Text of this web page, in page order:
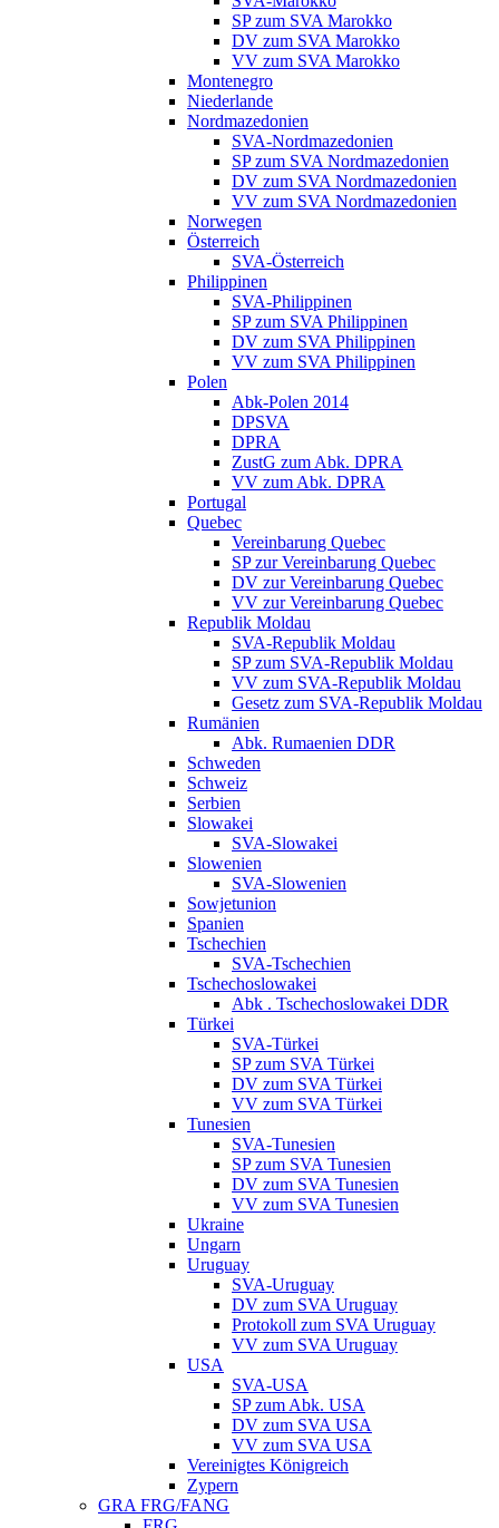
SP zum SVA Marokko
DV zum SVA Marokko
VV zum SVA Marokko
Montenegro
Niederlande
Nordmazedonien
SVA-Nordmazedonien
SP zum SVA Nordmazedonien
DV zum SVA Nordmazedonien
VV zum SVA Nordmazedonien
Norwegen
Österreich
SVA-Österreich
Philippinen
SVA-Philippinen
SP zum SVA Philippinen
DV zum SVA Philippinen
VV zum SVA Philippinen
Polen
Abk-Polen 2014
DPSVA
DPRA
ZustG zum Abk. DPRA
VV zum Abk. DPRA
Portugal
Quebec
Vereinbarung Quebec
SP zur Vereinbarung Quebec
DV zur Vereinbarung Quebec
VV zur Vereinbarung Quebec
Republik Moldau
SVA-Republik Moldau
SP zum SVA-Republik Moldau
VV zum SVA-Republik Moldau
Gesetz zum SVA-Republik Moldau
Rumänien
Abk. Rumaenien DDR
Schweden
Schweiz
Serbien
Slowakei
SVA-Slowakei
Slowenien
SVA-Slowenien
Sowjetunion
Spanien
Tschechien
SVA-Tschechien
Tschechoslowakei
Abk . Tschechoslowakei DDR
Türkei
SVA-Türkei
SP zum SVA Türkei
DV zum SVA Türkei
VV zum SVA Türkei
Tunesien
SVA-Tunesien
SP zum SVA Tunesien
DV zum SVA Tunesien
VV zum SVA Tunesien
Ukraine
Ungarn
Uruguay
SVA-Uruguay
DV zum SVA Uruguay
Protokoll zum SVA Uruguay
VV zum SVA Uruguay
USA
SVA-USA
SP zum Abk. USA
DV zum SVA USA
VV zum SVA USA
Vereinigtes Königreich
Zypern
GRA FRG/FANG